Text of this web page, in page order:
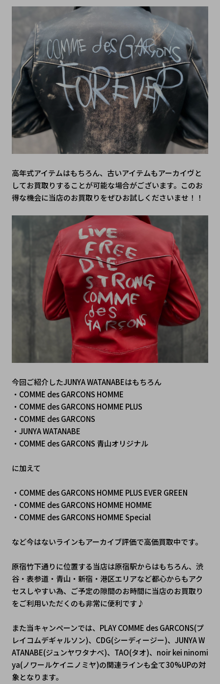
高年式アイテムはもちろん、古いアイテムもアーカイヴと
してお買取りすることが可能な場合がございます。このお
得な機会に当店のお買取りをぜひお試しくださいませ！！
今回ご紹介したJUNYA WATANABEはもちろん
・COMME des GARCONS HOMME
・COMME des GARCONS HOMME PLUS
・COMME des GARCONS
・JUNYA WATANABE
・COMME des GARCONS 青山オリジナル
に加えて
・COMME des GARCONS HOMME PLUS EVER GREEN
・COMME des GARCONS HOMME HOMME
・COMME des GARCONS HOMME Special
など今はないラインもアーカイブ評価で高価買取中です。
原宿竹下通りに位置する当店は原宿駅からはもちろん、渋
谷・表参道・青山・新宿・港区エリアなど都心からもアク
セスしやすい為、ご予定の隙間のお時間に当店のお買取り
をご利用いただくのも非常に便利です♪
また当キャンペーンでは、 PLAY COMME des GARCONS(プ
レイコムデギャルソン)、CDG(シーディージー)、JUNYA W
ATANABE(ジュンヤワタナベ)、TAO(タオ)、noir kei ninomi
ya(ノワールケイニノミヤ)の関連ラインも全て30%UPの対
象となります。